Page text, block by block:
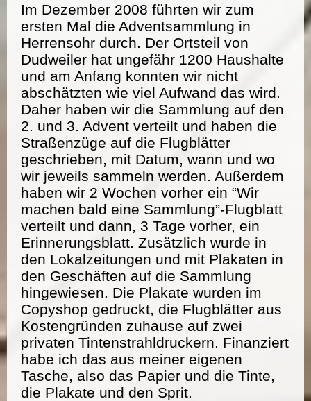
Im Dezember 2008 führten wir zum
ersten Mal die Adventsammlung in
Herrensohr durch. Der Ortsteil von
Dudweiler hat ungefähr 1200 Haushalte
und am Anfang konnten wir nicht
abschätzten wie viel Aufwand das wird.
Daher haben wir die Sammlung auf den
2. und 3. Advent verteilt und haben die
Straßenzüge auf die Flugblätter
geschrieben, mit Datum, wann und wo
wir jeweils sammeln werden. Außerdem
haben wir 2 Wochen vorher ein “Wir
machen bald eine Sammlung”-Flugblatt
verteilt und dann, 3 Tage vorher, ein
Erinnerungsblatt. Zusätzlich wurde in
den Lokalzeitungen und mit Plakaten in
den Geschäften auf die Sammlung
hingewiesen. Die Plakate wurden im
Copyshop gedruckt, die Flugblätter aus
Kostengründen zuhause auf zwei
privaten Tintenstrahldruckern. Finanziert
habe ich das aus meiner eigenen
Tasche, also das Papier und die Tinte,
die Plakate und den Sprit.